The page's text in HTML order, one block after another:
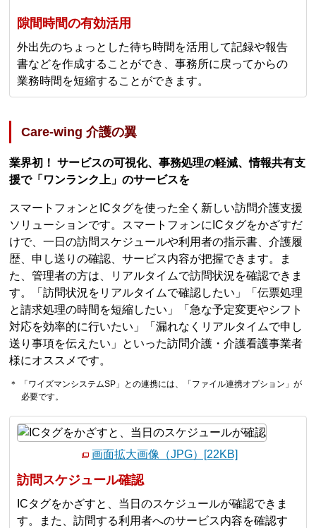
隙間時間の有効活用
外出先のちょっとした待ち時間を活用して記録や報告
書などを作成することができ、事務所に戻ってからの
業務時間を短縮することができます。
Care-wing 介護の翼
業界初！ サービスの可視化、事務処理の軽減、情報共有支
援で「ワンランク上」のサービスを
スマートフォンとICタグを使った全く新しい訪問介護支援
ソリューションです。スマートフォンにICタグをかざすだ
けで、一日の訪問スケジュールや利用者の指示書、介護履
歴、申し送りの確認、サービス内容が把握できます。ま
た、管理者の方は、リアルタイムで訪問状況を確認できま
す。「訪問状況をリアルタイムで確認したい」「伝票処理
と請求処理の時間を短縮したい」「急な予定変更やシフト
対応を効率的に行いたい」「漏れなくリアルタイムで申し
送り事項を伝えたい」といった訪問介護・介護看護事業者
様にオススメです。
＊ 「ワイズマンシステムSP」との連携には、「ファイル連携オプション」が
必要です。
画面拡大画像（JPG）[22KB]
訪問スケジュール確認
ICタグをかざすと、当日のスケジュールが確認できま
す。また、訪問する利用者へのサービス内容を確認す